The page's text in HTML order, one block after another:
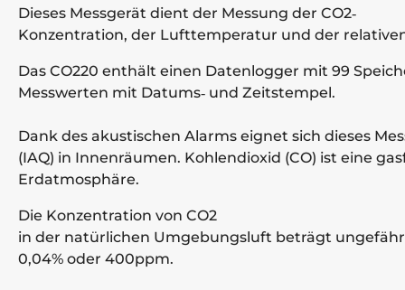
Dieses Messgerät dient der Messung der CO2‐
Konzentration, der Lufttemperatur und der
Das CO220 enthält einen Datenlogger mit 99
Messwerten mit Datums‐ und Zeitstempel.
Dank des akustischen Alarms eignet sich dieses
(IAQ) in Innenräumen. Kohlendioxid (CO) ist eine
Erdatmosphäre.
Die Konzentration von CO2
in der natürlichen Umgebungsluft beträgt ungefähr
0,04% oder 400ppm.